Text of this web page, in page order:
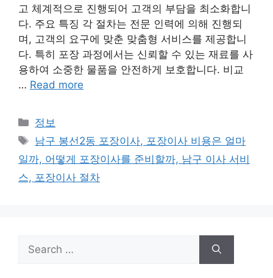
고 체계적으로 진행되어 고객의 부담을 최소화합니
다. 주요 특징 각 절차는 전문 인력에 의해 진행되
며, 고객의 요구에 맞춘 맞춤형 서비스를 제공합니
다. 특히 포장 과정에서는 신뢰할 수 있는 재료를 사
용하여 소중한 물품을 안전하게 보호합니다. 비교
… Read more
Categories
정보
Tags
남구 봉선2동 포장이사, 포장이사 비용은 얼마
일까, 어떻게 포장이사를 준비할까, 남구 이사 서비
스, 포장이사 절차
for: